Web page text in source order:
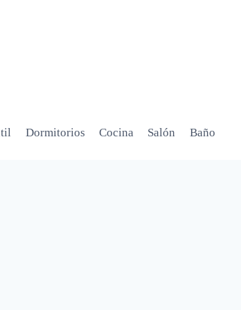
Dormitorios Cocina Salón Baño